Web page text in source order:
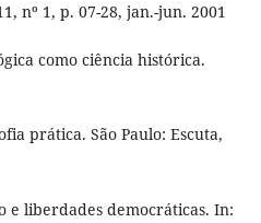
nº 1, p. 07-28, jan.-jun. 2001
como ciência histórica.
prática. São Paulo: Escuta,
e liberdades democráticas. In: